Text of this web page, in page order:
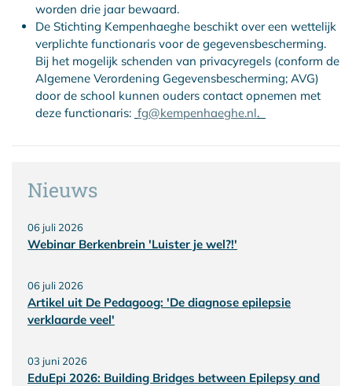
worden drie jaar bewaard.
De Stichting Kempenhaeghe beschikt over een wettelijk
verplichte functionaris voor de gegevensbescherming.
Bij het mogelijk schenden van privacyregels (conform de
Algemene Verordening Gegevensbescherming; AVG)
door de school kunnen ouders contact opnemen met
deze functionaris: fg@kempenhaeghe.nl.
Nieuws
06 juli 2026
Webinar Berkenbrein 'Luister je wel?!'
06 juli 2026
Artikel uit De Pedagoog: 'De diagnose epilepsie
verklaarde veel'
03 juni 2026
EduEpi 2026: Building Bridges between Epilepsy and